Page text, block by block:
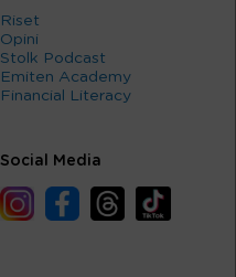
Riset
Opini
Stolk Podcast
Emiten Academy
Financial Literacy
Social Media